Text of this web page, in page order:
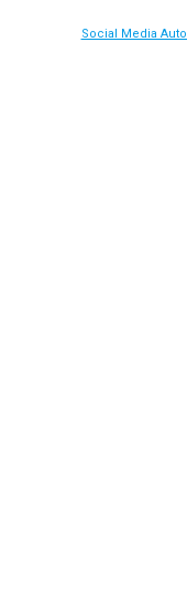
Social Media